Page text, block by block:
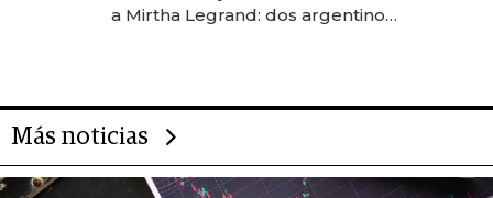
a Mirtha Legrand: dos argentinos
Más noticias